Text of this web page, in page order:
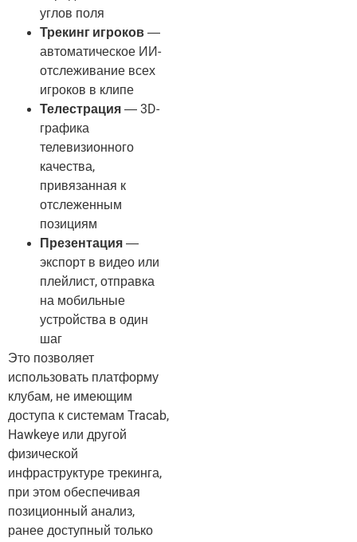
углов поля
Трекинг игроков —
автоматическое ИИ-
отслеживание всех
игроков в клипе
Телестрация — 3D-
графика
телевизионного
качества,
привязанная к
отслеженным
позициям
Презентация —
экспорт в видео или
плейлист, отправка
на мобильные
устройства в один
шаг
Это позволяет
использовать платформу
клубам, не имеющим
доступа к системам Tracab,
Hawkeye или другой
физической
инфраструктуре трекинга,
при этом обеспечивая
позиционный анализ,
ранее доступный только